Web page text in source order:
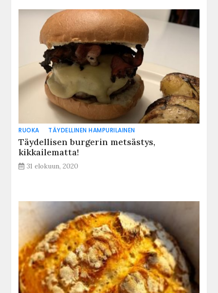
RUOKA TÄYDELLINEN HAMPURILAINEN
Täydellisen burgerin metsästys,
kikkailematta!
31 elokuun, 2020